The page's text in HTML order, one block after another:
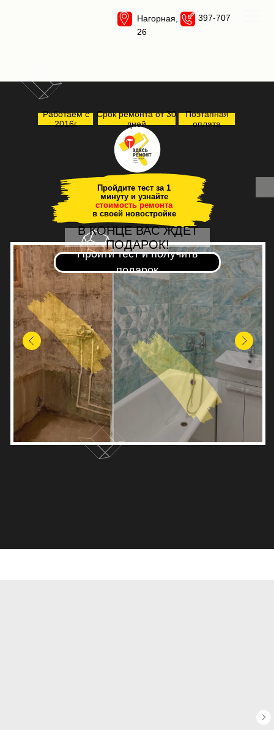
Пройдите тест за 1
минуту и узнайте
стоимость ремонта
в своей новостройке
Пройти тест и получить
подарок
397-707
Нагорная,
26
В КОНЦЕ ВАС ЖДЕТ
ПОДАРОК!
Работаем с
2016г.
Срок ремонта от 30
дней
Поэтапная
оплата